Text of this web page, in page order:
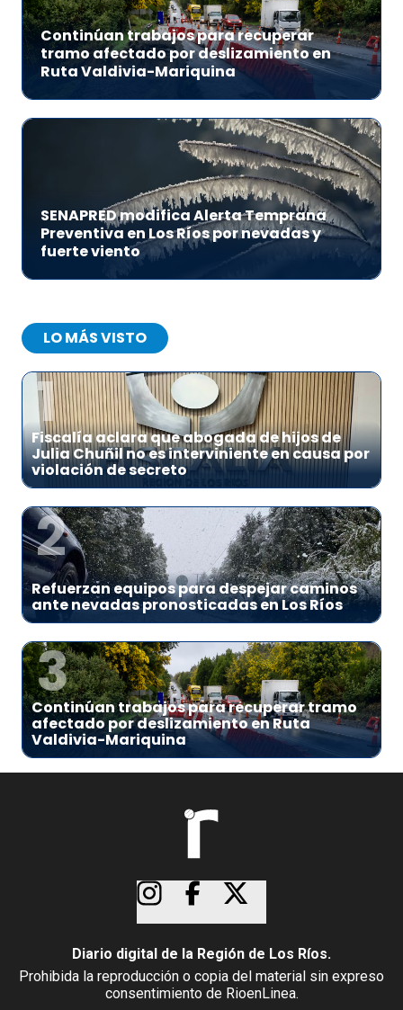
Continúan trabajos para recuperar
tramo afectado por deslizamiento en
Ruta Valdivia-Mariquina
SENAPRED modifica Alerta Temprana
Preventiva en Los Ríos por nevadas y
fuerte viento
LO MÁS VISTO
1
Fiscalía aclara que abogada de hijos de
Julia Chuñil no es interviniente en causa por
violación de secreto
2
Refuerzan equipos para despejar caminos
ante nevadas pronosticadas en Los Ríos
3
Continúan trabajos para recuperar tramo
afectado por deslizamiento en Ruta
Valdivia-Mariquina
Diario digital de la Región de Los Ríos.
Prohibida la reproducción o copia del material sin expreso
consentimiento de RioenLinea.